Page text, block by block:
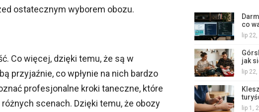
ostatecznym wyborem obozu.
Co więcej, dzięki temu, że są w
przyjaźnie, co wpłynie na nich bardzo
profesjonalne kroki taneczne, które
scenach. Dzięki temu, że obozy
co
lip
jak
lip
lip 1,